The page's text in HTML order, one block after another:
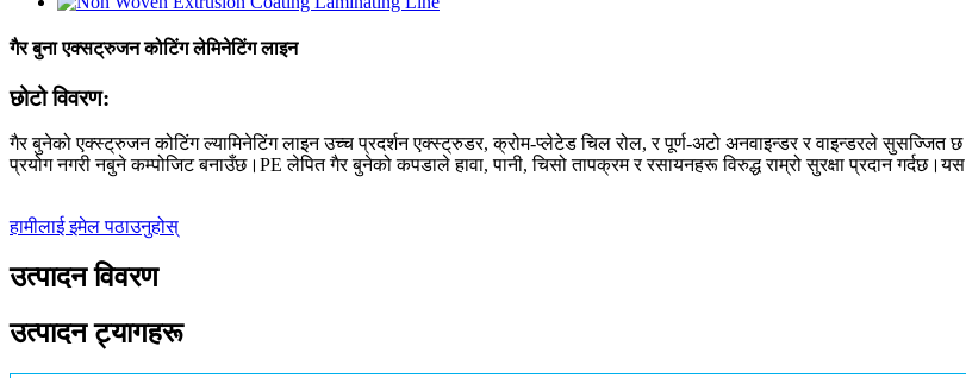
गैर बुना एक्सट्रुजन कोटिंग लेमिनेटिंग लाइन
छोटो विवरण:
गैर बुनेको एक्स्ट्रुजन कोटिंग ल्यामिनेटिंग लाइन उच्च प्रदर्शन एक्स्ट्रुडर, क्रोम-प्लेटेड चिल रोल, र पूर्ण-अटो अनवाइन्डर र वाइन्डरले
प्रयोग नगरी नबुने कम्पोजिट बनाउँछ।PE लेपित गैर बुनेको कपडाले हावा, पानी, चिसो तापक्रम र रसायनहरू विरुद्ध राम्रो सुरक्षा प्रदान
हामीलाई इमेल पठाउनुहोस्
उत्पादन विवरण
उत्पादन ट्यागहरू